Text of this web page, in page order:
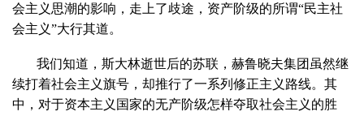
会主义思潮的影响，走上了歧途，资产阶级的所谓“民主社
会主义”大行其道。
我们知道，斯大林逝世后的苏联，赫鲁晓夫集团虽然继
续打着社会主义旗号，却推行了一系列修正主义路线。其
中，对于资本主义国家的无产阶级怎样夺取社会主义的胜